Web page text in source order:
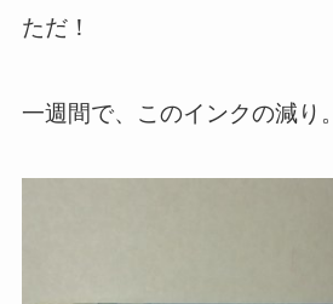
ただ！
一週間で、このインクの減り。